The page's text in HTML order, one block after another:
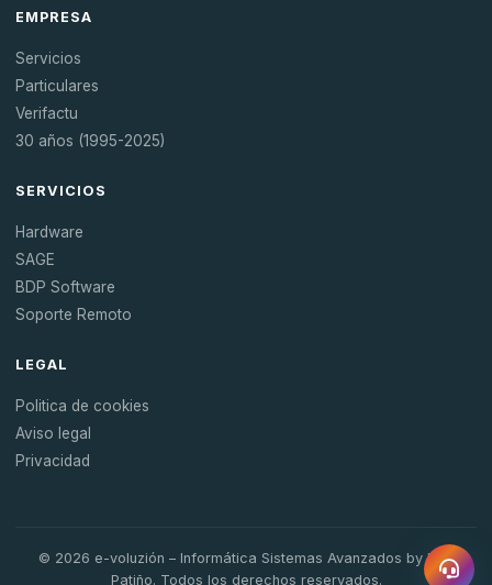
EMPRESA
Servicios
Particulares
Verifactu
30 años (1995-2025)
SERVICIOS
Hardware
SAGE
BDP Software
Soporte Remoto
LEGAL
Politica de cookies
Aviso legal
Privacidad
© 2026 e-voluzión – Informática Sistemas Avanzados by Luis
Patiño. Todos los derechos reservados.